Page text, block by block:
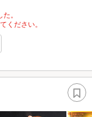
。
ください。